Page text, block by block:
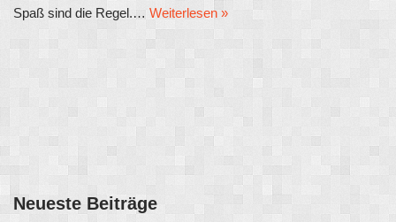
Spaß sind die Regel.… Weiterlesen »
Neueste Beiträge